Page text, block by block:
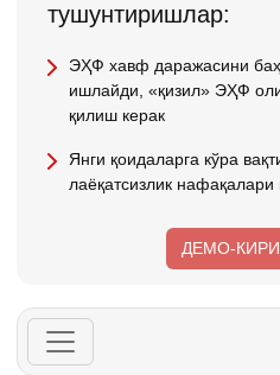
тушунтиришлар:
ЭҲФ хавф даражасини
ишлайди, «қизил» ЭҲФ
қилиш керак
Янги қоидаларга кўра
лаёқатсизлик нафақалари
ДЕМО-